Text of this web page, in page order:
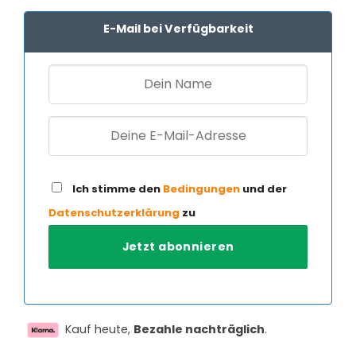
E-Mail bei Verfügbarkeit
Ich stimme den Bedingungen und der
Datenschutzerklärung zu
Kauf heute, Bezahle nachträglich.